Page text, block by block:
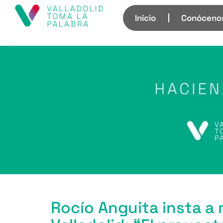
Inicio
Rocío Anguita insta